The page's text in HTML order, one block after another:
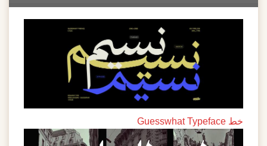
خط Guesswhat Typeface